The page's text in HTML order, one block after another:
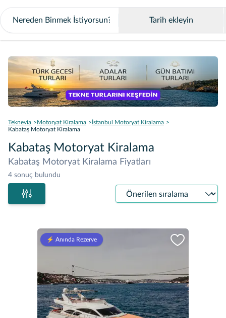
Tarih ekleyin
Teknevia Motoryat Kiralama
İstanbul Motoryat Kiralama
Kabataş Motoryat Kiralama
Kabataş Motoryat Kiralama
Kabataş Motoryat Kiralama Fiyatları
4 sonuç bulundu
Sıralama
⚡️ Anında Rezerve